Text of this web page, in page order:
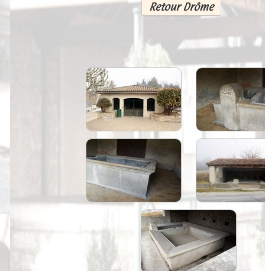
Videos--Lavoirs
Outils-des-Lavandières
Cartes Postales-Anciennes et
Peintures
Retour Drôme